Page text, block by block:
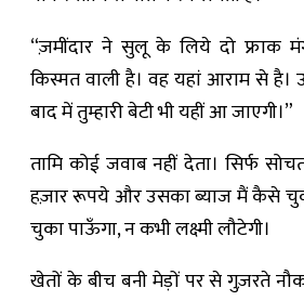
“ज़मींदार ने सुलू के लिये दो फ्राक
किस्मत वाली है। वह यहां आराम से
बाद में तुम्हारी बेटी भी यहीं आ जाएगी।”
तामि कोई जवाब नहीं देता। सिर्फ
हज़ार रूपये और उसका ब्याज मैं कैसे
चुका पाऊँगा, न कभी लक्ष्मी लौटेगी।
खेतों के बीच बनी मेड़ों पर से गुज़रते